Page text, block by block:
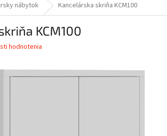
nábytok Kancelárska skriňa KCM100
KCM100
hodnotenia